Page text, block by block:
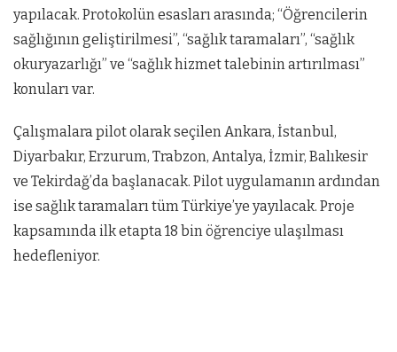
yapılacak. Protokolün esasları arasında; “Öğrencilerin
sağlığının geliştirilmesi”, “sağlık taramaları”, “sağlık
okuryazarlığı” ve “sağlık hizmet talebinin artırılması”
konuları var.
Çalışmalara pilot olarak seçilen Ankara, İstanbul,
Diyarbakır, Erzurum, Trabzon, Antalya, İzmir, Balıkesir
ve Tekirdağ’da başlanacak. Pilot uygulamanın ardından
ise sağlık taramaları tüm Türkiye’ye yayılacak. Proje
kapsamında ilk etapta 18 bin öğrenciye ulaşılması
hedefleniyor.